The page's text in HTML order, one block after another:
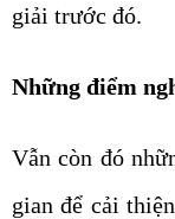
giải trước đó.
Những điểm
Vẫn còn đó
gian để cải